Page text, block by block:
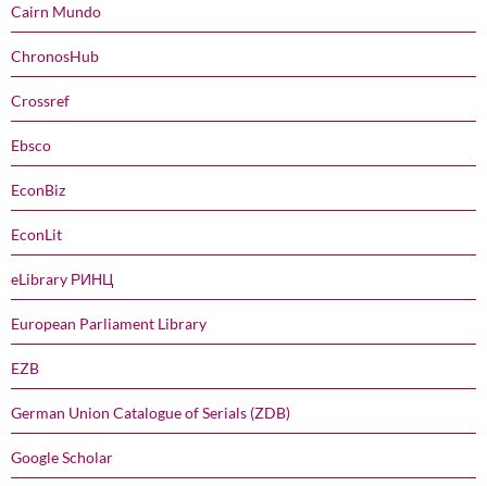
Cairn Mundo
ChronosHub
Crossref
Ebsco
EconBiz
EconLit
eLibrary РИНЦ
European Parliament Library
EZB
German Union Catalogue of Serials (ZDB)
Google Scholar